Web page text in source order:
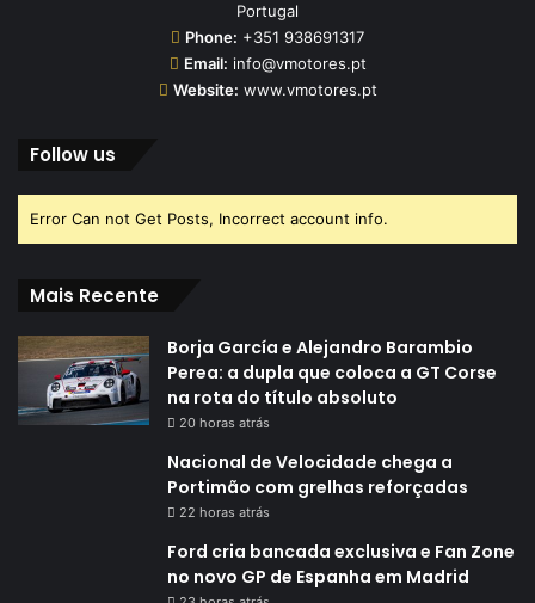
Portugal
Phone: +351 938691317
Email: info@vmotores.pt
Website: www.vmotores.pt
Follow us
Error Can not Get Posts, Incorrect account info.
Mais Recente
Borja García e Alejandro Barambio
Perea: a dupla que coloca a GT Corse
na rota do título absoluto
20 horas atrás
Nacional de Velocidade chega a
Portimão com grelhas reforçadas
22 horas atrás
Ford cria bancada exclusiva e Fan Zone
no novo GP de Espanha em Madrid